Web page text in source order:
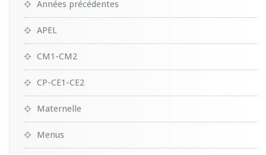
Années précédentes
APEL
CM1-CM2
CP-CE1-CE2
Maternelle
Menus